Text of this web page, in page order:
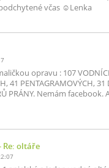
včas ☺️Lenka
opravu : 107
41 PENTAGRAMOVÝCH, 31
PRÁNY. Nemám facebook.
Re: oltáře